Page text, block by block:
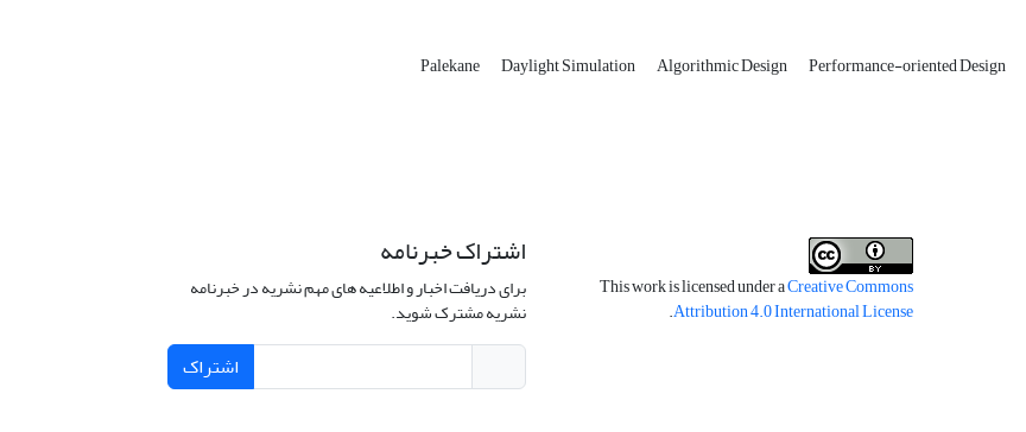
Palekane Daylight Simulation Algorithmic Design Performance-oriented Design
This work is licensed under aCreative Commons
Attribution 4.0 International License
.
اشتراک خبرنامه
برای دریافت اخبار و اطلاعیه های مهم نشریه در خبرنامه
نشریه مشترک شوید.
اشتراک